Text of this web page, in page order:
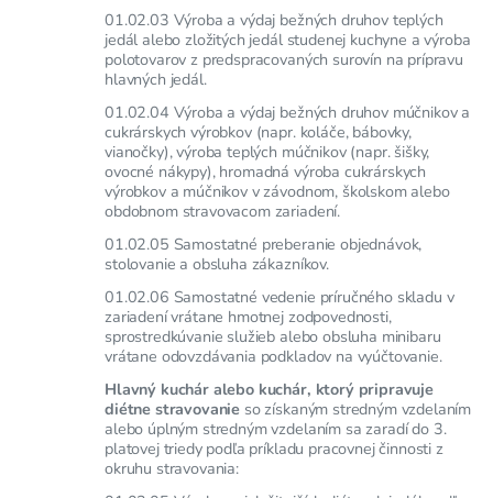
01.02.03 Výroba a výdaj bežných druhov teplých
jedál alebo zložitých jedál studenej kuchyne a výroba
polotovarov z predspracovaných surovín na prípravu
hlavných jedál.
01.02.04 Výroba a výdaj bežných druhov múčnikov a
cukrárskych výrobkov (napr. koláče, bábovky,
vianočky), výroba teplých múčnikov (napr. šišky,
ovocné nákypy), hromadná výroba cukrárskych
výrobkov a múčnikov v závodnom, školskom alebo
obdobnom stravovacom zariadení.
01.02.05 Samostatné preberanie objednávok,
stolovanie a obsluha zákazníkov.
01.02.06 Samostatné vedenie príručného skladu v
zariadení vrátane hmotnej zodpovednosti,
sprostredkúvanie služieb alebo obsluha minibaru
vrátane odovzdávania podkladov na vyúčtovanie.
Hlavný kuchár alebo kuchár, ktorý pripravuje
diétne stravovanie so získaným stredným vzdelaním
alebo úplným stredným vzdelaním sa zaradí do 3.
platovej triedy podľa príkladu pracovnej činnosti z
okruhu stravovania: